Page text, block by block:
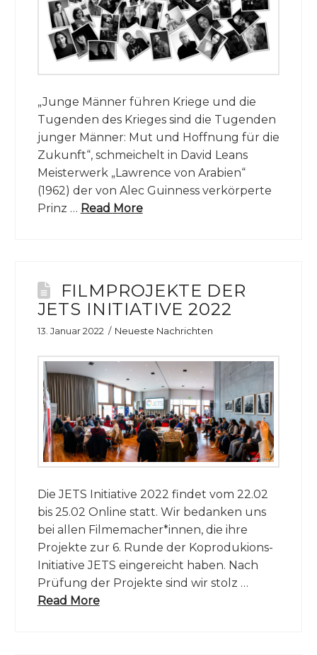
„Junge Männer führen Kriege und die
Tugenden des Krieges sind die Tugenden
junger Männer: Mut und Hoffnung für die
Zukunft“, schmeichelt in David Leans
Meisterwerk „Lawrence von Arabien“
(1962) der von Alec Guinness verkörperte
Prinz … Read More
FILMPROJEKTE DER
JETS INITIATIVE 2022
13. Januar 2022 Neueste Nachrichten
Die JETS Initiative 2022 findet vom 22.02
bis 25.02 Online statt. Wir bedanken uns
bei allen Filmemacher*innen, die ihre
Projekte zur 6. Runde der Koprodukions-
Initiative JETS eingereicht haben. Nach
Prüfung der Projekte sind wir stolz …
Read More